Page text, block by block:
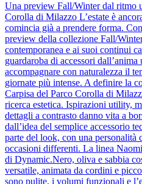
Una preview Fall/Winter dal ritmo
Corolla di Milazzo L’estate è
comincia già a prendere forma.
preview della collezione Fall/
contemporanea e ai suoi continui
guardaroba di accessori dall’anima
accompagnare con naturalezza il
giornate più intense. A definire la
Carpisa del Parco Corolla di
ricerca estetica. Ispirazioni utility,
dettagli a contrasto danno vita a
dall’idea del semplice accessorio
parte del look, con una personalità
occasioni differenti. La linea
di Dynamic.Nero, oliva e sabbia
versatile, animata da cordini e
sono pulite, i volumi funzionali e